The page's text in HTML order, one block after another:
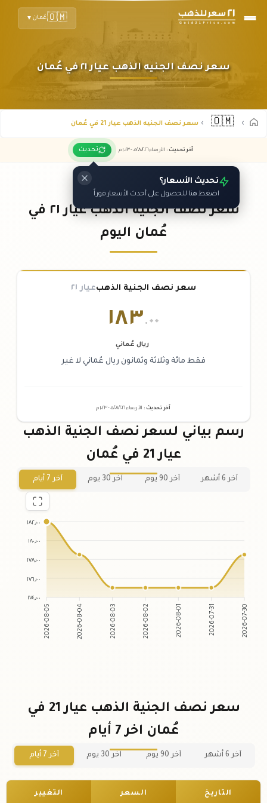
🇴🇲عُمان ▼
سعر نصف الجنيه الذهب عيار ٢١ في عُمان
🇴🇲 سعر نصف الجنيه الذهب عيار 21 في عُمان
آخر تحديث : الأربعاء ٠٥ /٠٨/٢٠٢٦ - ١٠:٢٣م تحديث
تحديث الأسعار؟
اضغط هنا للحصول على أحدث الأسعار فوراً
سعر نصف الجنيه الذهب عيار ٢١ في
عُمان اليوم
سعر نصف الجنية الذهبعيار ٢١
١٨٣.٠٠
ريال عُماني
فقط مائة وثلاثة وثمانون ريال عُماني لا غير
آخر تحديث : الأربعاء ٠٥ /٠٨/٢٠٢٦ - ١٠:٢٣ م
رسم بياني لسعر نصف الجنية الذهب
عيار 21 في عُمان
آخر 6 أشهر آخر 90 يوم آخر 30 يوم آخر 7 أيام
١٨٢٫٠٠
١٨٠٫٠٠
١٧٨٫٠٠
١٧٦٫٠٠
١٧٤٫٠٠
2026-08-05 2026-08-04 2026-08-03 2026-08-02 2026-08-01 2026-07-31 2026-07-30
سعر نصف الجنية الذهب عيار 21 في
عُمان اخر 7 أيام
آخر 6 أشهر آخر 90 يوم آخر 30 يوم آخر 7 أيام
التاريخ السعر التغيير